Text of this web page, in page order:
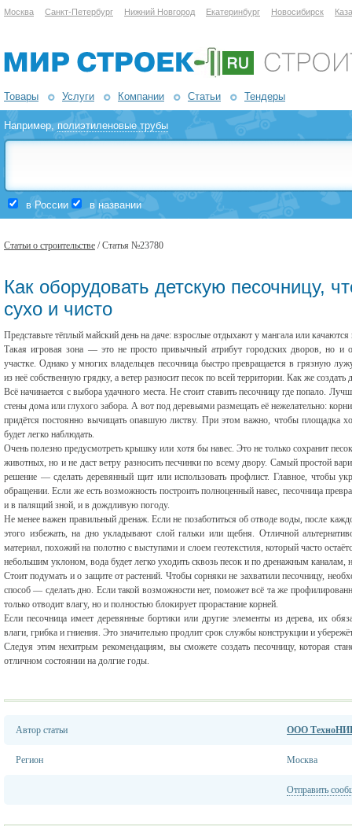
Москва Санкт-Петербург Нижний Новгород Екатеринбург Новосибирск
Товары Услуги Компании Статьи Тендеры
Например,полиэтиленовые трубы
в России в названии
Статьи о строительстве / Статья №23780
Как оборудовать детскую песочницу,
сухо и чисто
Представьте тёплый майский день на даче: взрослые отдыхают у мангала или
Такая игровая зона — это не просто привычный атрибут городских дворов, но и
участке. Однако у многих владельцев песочница быстро превращается в грязную
из неё собственную грядку, а ветер разносит песок по всей территории. Как же
Всё начинается с выбора удачного места. Не стоит ставить песочницу где попало.
стены дома или глухого забора. А вот под деревьями размещать её нежелательно:
придётся постоянно вычищать опавшую листву. При этом важно, чтобы площадка
будет легко наблюдать.
Очень полезно предусмотреть крышку или хотя бы навес. Это не только сохранит
животных, но и не даст ветру разносить песчинки по всему двору. Самый простой
решение — сделать деревянный щит или использовать профлист. Главное, чтобы
обращении. Если же есть возможность построить полноценный навес, песочница
и в палящий зной, и в дождливую погоду.
Не менее важен правильный дренаж. Если не позаботиться об отводе воды, после
этого избежать, на дно укладывают слой гальки или щебня. Отличной
материал, похожий на полотно с выступами и слоем геотекстиля, который часто
небольшим уклоном, вода будет легко уходить сквозь песок и по дренажным каналам,
Стоит подумать и о защите от растений. Чтобы сорняки не захватили песочницу,
способ — сделать дно. Если такой возможности нет, поможет всё та же
только отводит влагу, но и полностью блокирует прорастание корней.
Если песочница имеет деревянные бортики или другие элементы из дерева, их
влаги, грибка и гниения. Это значительно продлит срок службы конструкции и
Следуя этим нехитрым рекомендациям, вы сможете создать песочницу, которая
отличном состоянии на долгие годы.
Автор статьи ООО
Регион Москва
Отправить